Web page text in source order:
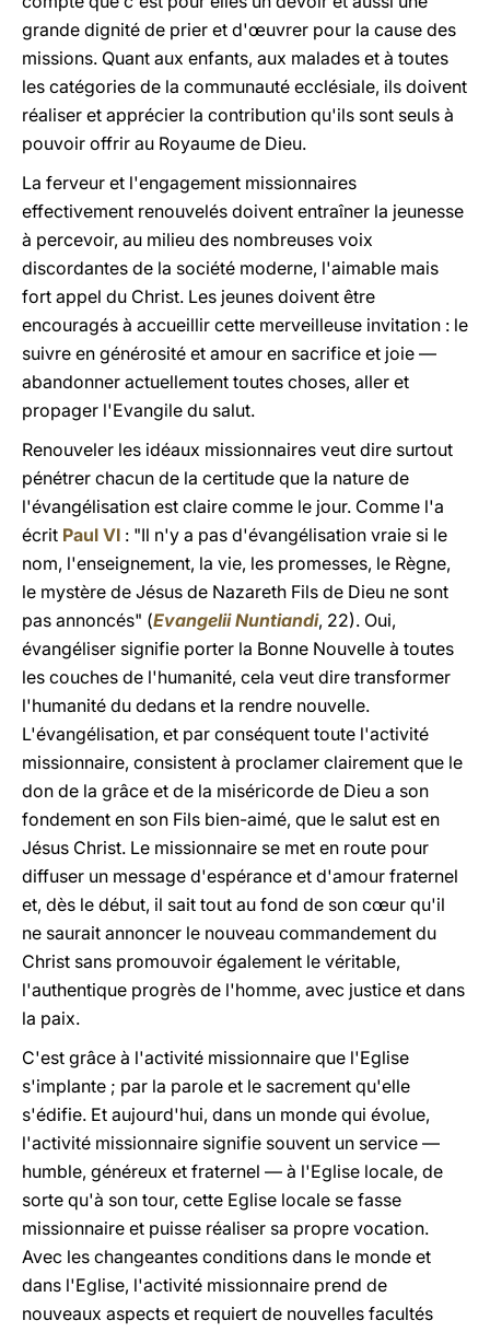
grande dignité de prier et d'œuvrer pour la cause des
missions. Quant aux enfants, aux malades et à toutes
les catégories de la communauté ecclésiale, ils doivent
réaliser et apprécier la contribution qu'ils sont seuls à
pouvoir offrir au Royaume de Dieu.
La ferveur et l'engagement missionnaires
effectivement renouvelés doivent entraîner la jeunesse
à percevoir, au milieu des nombreuses voix
discordantes de la société moderne, l'aimable mais
fort appel du Christ. Les jeunes doivent être
encouragés à accueillir cette merveilleuse invitation : le
suivre en générosité et amour en sacrifice et joie —
abandonner actuellement toutes choses, aller et
propager l'Evangile du salut.
Renouveler les idéaux missionnaires veut dire surtout
pénétrer chacun de la certitude que la nature de
l'évangélisation est claire comme le jour. Comme l'a
écrit Paul VI : "Il n'y a pas d'évangélisation vraie si le
nom, l'enseignement, la vie, les promesses, le Règne,
le mystère de Jésus de Nazareth Fils de Dieu ne sont
pas annoncés" (Evangelii Nuntiandi, 22). Oui,
évangéliser signifie porter la Bonne Nouvelle à toutes
les couches de l'humanité, cela veut dire transformer
l'humanité du dedans et la rendre nouvelle.
L'évangélisation, et par conséquent toute l'activité
missionnaire, consistent à proclamer clairement que le
don de la grâce et de la miséricorde de Dieu a son
fondement en son Fils bien-aimé, que le salut est en
Jésus Christ. Le missionnaire se met en route pour
diffuser un message d'espérance et d'amour fraternel
et, dès le début, il sait tout au fond de son cœur qu'il
ne saurait annoncer le nouveau commandement du
Christ sans promouvoir également le véritable,
l'authentique progrès de l'homme, avec justice et dans
la paix.
C'est grâce à l'activité missionnaire que l'Eglise
s'implante ; par la parole et le sacrement qu'elle
s'édifie. Et aujourd'hui, dans un monde qui évolue,
l'activité missionnaire signifie souvent un service —
humble, généreux et fraternel — à l'Eglise locale, de
sorte qu'à son tour, cette Eglise locale se fasse
missionnaire et puisse réaliser sa propre vocation.
Avec les changeantes conditions dans le monde et
dans l'Eglise, l'activité missionnaire prend de
nouveaux aspects et requiert de nouvelles facultés